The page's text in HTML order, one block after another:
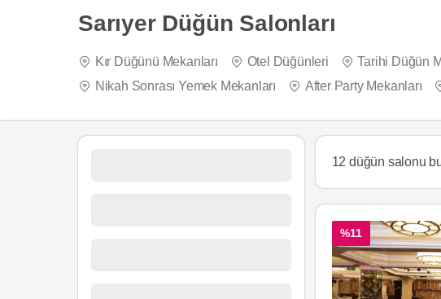
Sarıyer Düğün Salonları
Kır Düğünü Mekanları Otel Düğünleri Tarihi Düğün
Nikah Sonrası Yemek Mekanları
After Party Mekanları
12 düğün salonu
%11